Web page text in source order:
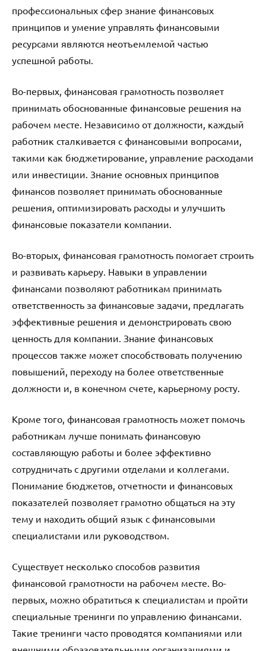
профессиональных сфер знание финансовых
принципов и умение управлять финансовыми
ресурсами являются неотъемлемой частью
успешной работы.
Во-первых, финансовая грамотность позволяет
принимать обоснованные финансовые решения на
рабочем месте. Независимо от должности, каждый
работник сталкивается с финансовыми вопросами,
такими как бюджетирование, управление расходами
или инвестиции. Знание основных принципов
финансов позволяет принимать обоснованные
решения, оптимизировать расходы и улучшить
финансовые показатели компании.
Во-вторых, финансовая грамотность помогает строить
и развивать карьеру. Навыки в управлении
финансами позволяют работникам принимать
ответственность за финансовые задачи, предлагать
эффективные решения и демонстрировать свою
ценность для компании. Знание финансовых
процессов также может способствовать получению
повышений, переходу на более ответственные
должности и, в конечном счете, карьерному росту.
Кроме того, финансовая грамотность может помочь
работникам лучше понимать финансовую
составляющую работы и более эффективно
сотрудничать с другими отделами и коллегами.
Понимание бюджетов, отчетности и финансовых
показателей позволяет грамотно общаться на эту
тему и находить общий язык с финансовыми
специалистами или руководством.
Существует несколько способов развития
финансовой грамотности на рабочем месте. Во-
первых, можно обратиться к специалистам и пройти
специальные тренинги по управлению финансами.
Такие тренинги часто проводятся компаниями или